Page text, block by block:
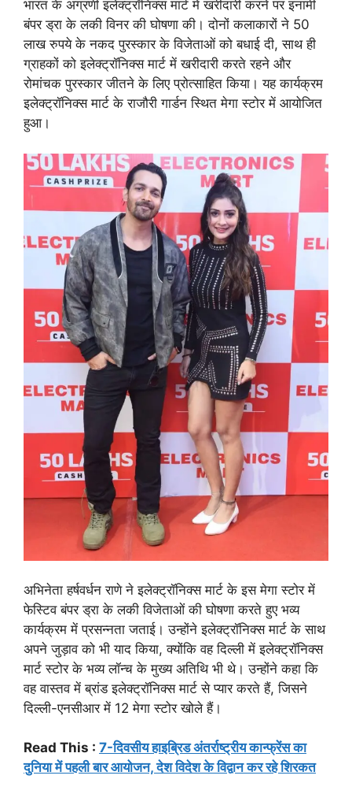
भारत के अग्रणी इलेक्ट्रॉनिक्स मार्ट में खरीदारी करने पर इनामी
बंपर ड्रा के लकी विनर की घोषणा की। दोनों कलाकारों ने 50
लाख रुपये के नकद पुरस्कार के विजेताओं को बधाई दी, साथ ही
ग्राहकों को इलेक्ट्रॉनिक्स मार्ट में खरीदारी करते रहने और
रोमांचक पुरस्कार जीतने के लिए प्रोत्साहित किया। यह कार्यक्रम
इलेक्ट्रॉनिक्स मार्ट के राजौरी गार्डन स्थित मेगा स्टोर में आयोजित
हुआ।
अभिनेता हर्षवर्धन राणे ने इलेक्ट्रॉनिक्स मार्ट के इस मेगा स्टोर में
फेस्टिव बंपर ड्रा के लकी विजेताओं की घोषणा करते हुए भव्य
कार्यक्रम में प्रसन्नता जताई। उन्होंने इलेक्ट्रॉनिक्स मार्ट के साथ
अपने जुड़ाव को भी याद किया, क्योंकि वह दिल्ली में इलेक्ट्रॉनिक्स
मार्ट स्टोर के भव्य लॉन्च के मुख्य अतिथि भी थे। उन्होंने कहा कि
वह वास्तव में ब्रांड इलेक्ट्रॉनिक्स मार्ट से प्यार करते हैं, जिसने
दिल्ली-एनसीआर में 12 मेगा स्टोर खोले हैं।
Read This : 7-दिवसीय हाइब्रिड अंतर्राष्ट्रीय कान्फ्रेंस का
दुनिया में पहली बार आयोजन, देश विदेश के विद्वान कर रहे शिरकत